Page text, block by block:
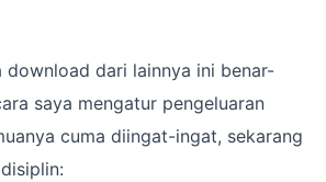
download dari lainnya ini benar-
saya mengatur pengeluaran
cuma diingat-ingat, sekarang